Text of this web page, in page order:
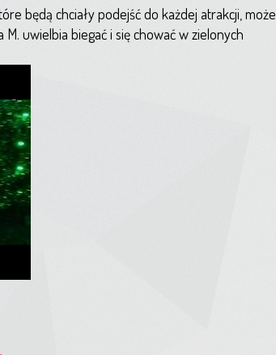
będą chciały podejść do każdej atrakcji, może
uwielbia biegać i się chować w zielonych